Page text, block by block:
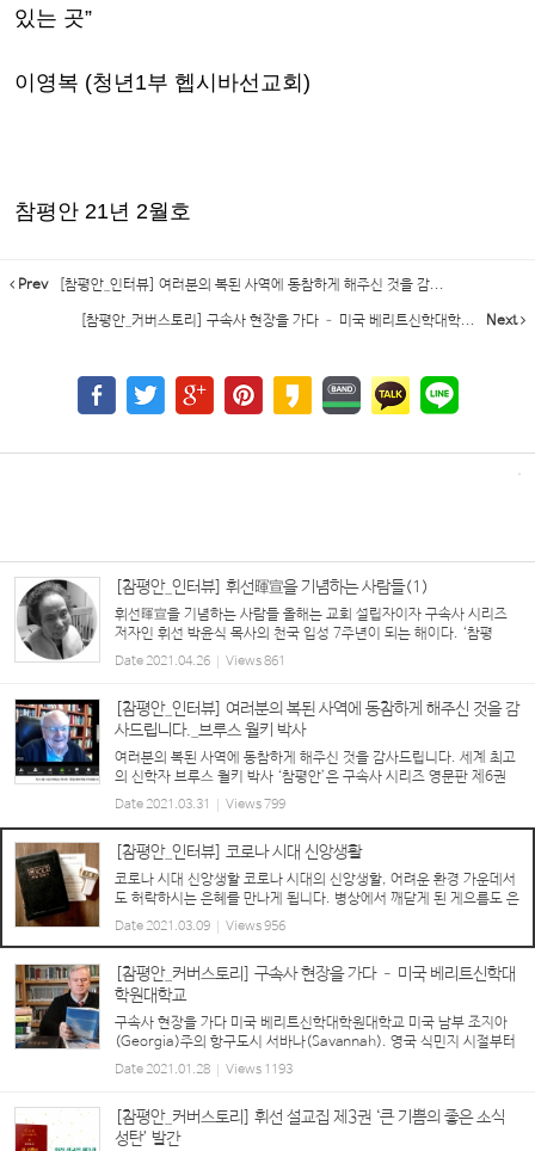
있는 곳”
이영복 (청년1부 헵시바선교회)
참평안 21년 2월호
Prev [참평안_인터뷰] 여러분의 복된 사역에 동참하게 해주신 것을 감...
[참평안_커버스토리] 구속사 현장을 가다 – 미국 베리트신학대학... Next
[참평안_인터뷰] 휘선暉宣을 기념하는 사람들(1)
휘선暉宣을 기념하는 사람들 올해는 교회 설립자이자 구속사 시리즈
저자인 휘선 박윤식 목사의 천국 입성 7주년이 되는 해이다. ‘참평
안’은 자신의 삶으로 휘선을 기념하는 박윤식 목사님의 제자들을 소개
한다. 김순일 권사 #93세 #2007년부터 시작해 구속...
Date2021.04.26 Views861
[참평안_인터뷰] 여러분의 복된 사역에 동참하게 해주신 것을 감
사드립니다._브루스 월키 박사
여러분의 복된 사역에 동참하게 해주신 것을 감사드립니다. 세계 최고
의 신학자 브루스 월키 박사 ‘참평안’은 구속사 시리즈 영문판 제6권
출간을 계기로, 추천사를 실은 세계 기독교계의 석학 브루스 월키 박사
와 특별 인터뷰를 했다. ‘현존 세계 최고(最高)...
Date2021.03.31 Views 799
[참평안_인터뷰] 코로나 시대 신앙생활
코로나 시대 신앙생활 코로나 시대의 신앙생활, 어려운 환경 가운데서
도 허락하시는 은혜를 만나게 됩니다. 병상에서 깨닫게 된 게으름도 은
혜입니다. ‘성도 없는 예배’를 돕는 교역자, 찬양 인도자들의 고충도 그
렇습니다. 대학 1학년 내내 헵시바 생활을 제...
Date2021.03.09 Views956
[참평안_커버스토리] 구속사 현장을 가다 – 미국 베리트신학대
학원대학교
구속사 현장을 가다 미국 베리트신학대학원대학교 미국 남부 조지아
(Georgia)주의 항구도시 서바나(Savannah). 영국 식민지 시절부터
번창한 유서 깊은 도시다. 그 유명한 존 웨슬리(John Wesley)가 18
세기에 복음의 씨앗을 뿌린 곳이기도 하다. 이 도시의 ...
Date2021.01.28 Views 1193
[참평안_커버스토리] 휘선 설교집 제3권 ‘큰 기쁨의 좋은 소식
성탄’ 발간